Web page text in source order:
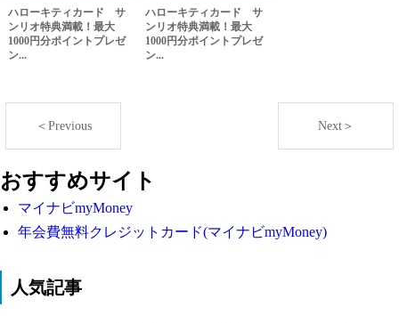
ハローキティカード サ
ンリオ特典満載！最大
1000円分ポイントプレゼ
ン...
ハローキティカード サ
ンリオ特典満載！最大
1000円分ポイントプレゼ
ン...
＜Previous Next＞
おすすめサイト
マイナビmyMoney
年会費無料クレジットカード(マイナビmyMoney)
人気記事